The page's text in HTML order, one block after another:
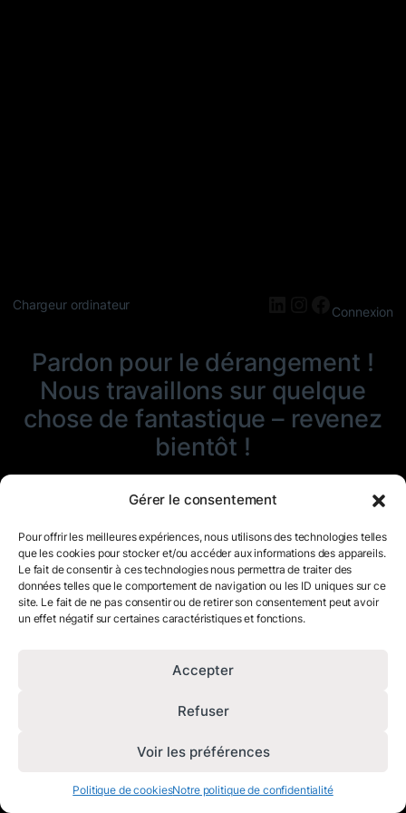
Gérer le consentement
Pour offrir les meilleures expériences, nous utilisons des technologies telles
que les cookies pour stocker et/ou accéder aux informations des appareils.
Le fait de consentir à ces technologies nous permettra de traiter des
données telles que le comportement de navigation ou les ID uniques sur ce
site. Le fait de ne pas consentir ou de retirer son consentement peut avoir
un effet négatif sur certaines caractéristiques et fonctions.
Accepter
Refuser
Voir les préférences
Politique de cookiesNotre politique de confidentialité
Chargeur ordinateur LinkedIn
Instagram
Connexion
Pardon pour le dérangement !
Nous travaillons sur quelque
chose de fantastique – revenez
bientôt !